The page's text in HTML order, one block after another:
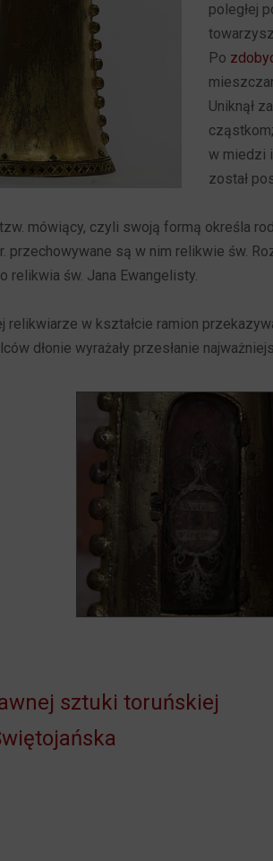
poległej
Po
Uniknął
w miedzi
został
mówiący, czyli swoją formą określa
przechowywane są w nim relikwie św.
relikwia św. Jana Ewangelisty.
relikwiarze w kształcie ramion
dłonie wyrażały przesłanie
sztuki toruńskiej